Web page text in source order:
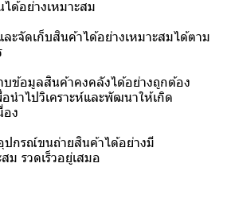
ด้อย่างเหมาะสม
ดเก็บสินค้าได้อย่างเหมาะสมได้ตาม
อมูลสินค้าคงคลังได้อย่างถูกต้อง
อนำไปวิเคราะห์และพัฒนาให้เกิด
อง
รณ์ขนถ่ายสินค้าได้อย่างมี
ม รวดเร็วอยู่เสมอ